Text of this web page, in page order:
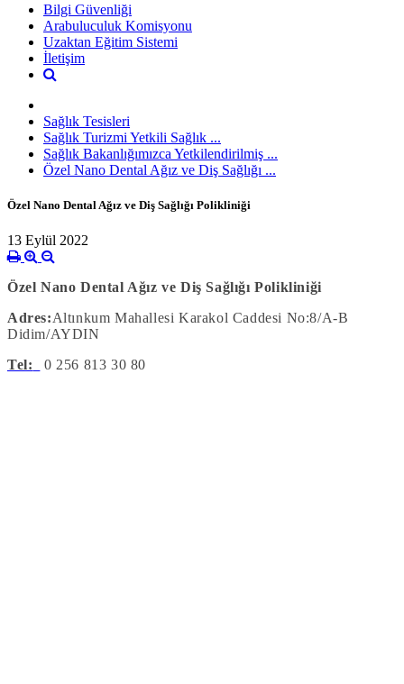
Bilgi Güvenliği
Arabuluculuk Komisyonu
Uzaktan Eğitim Sistemi
İletişim
Sağlık Tesisleri
Sağlık Turizmi Yetkili Sağlık ...
Sağlık Bakanlığımızca Yetkilendirilmiş ...
Özel Nano Dental Ağız ve Diş Sağlığı ...
Özel Nano Dental Ağız ve Diş Sağlığı Polikliniği
13 Eylül 2022
Özel Nano Dental Ağız ve Diş Sağlığı Polikliniği
Adres:Altınkum Mahallesi Karakol Caddesi No:8/A-B
Didim/AYDIN
Tel:
0 256 813 30 80